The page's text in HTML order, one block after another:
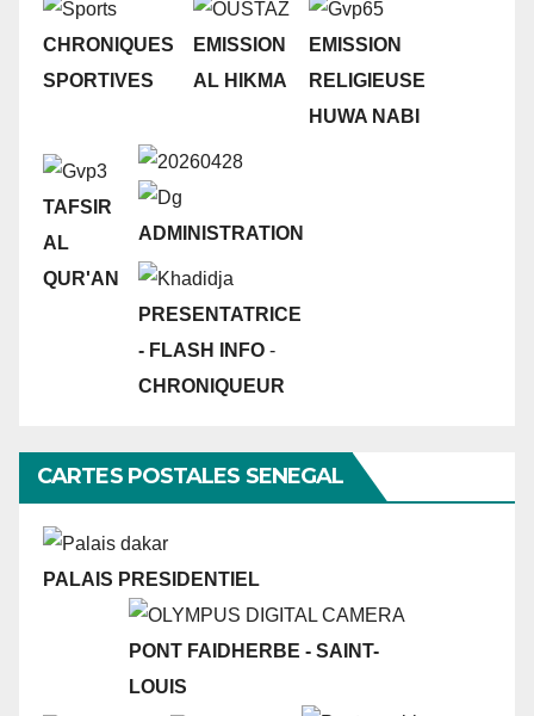
CHRONIQUES
SPORTIVES
EMISSION
AL HIKMA
EMISSION
RELIGIEUSE
HUWA NABI
TAFSIR
AL
QUR'AN
ADMINISTRATION
PRESENTATRICE
- FLASH INFO -
CHRONIQUEUR
CARTES POSTALES SENEGAL
PALAIS PRESIDENTIEL
PONT FAIDHERBE - SAINT-
LOUIS